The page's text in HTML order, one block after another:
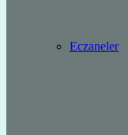
Eczaneler